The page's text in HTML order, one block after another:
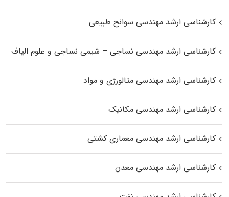
کارشناسی ارشد مهندسی سوانح طبیعی
کارشناسی ارشد مهندسی نساجی – شیمی نساجی و علوم الیاف
کارشناسی ارشد مهندسی متالورژی و مواد
کارشناسی ارشد مهندسی مکانیک
کارشناسی ارشد مهندسی معماری کشتی
کارشناسی ارشد مهندسی معدن